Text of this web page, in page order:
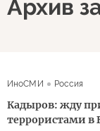
Архив
ИноСМИ Россия
Кадыров: жду
террористами в